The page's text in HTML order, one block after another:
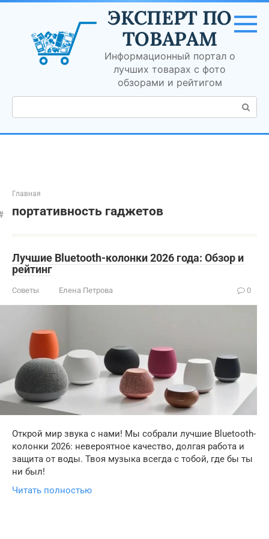
Перейти
контенту
ЭКСПЕРТ ПО
ТОВАРАМ
Информационный портал о
лучших товарах с фото
обзорами и рейтигом
Поиск:
Главная
портативность гаджетов
Лучшие Bluetooth-колонки 2026 года: Обзор и
рейтинг
Советы Елена Петрова 0
Открой мир звука с нами! Мы собрали лучшие Bluetooth-
колонки 2026: невероятное качество, долгая работа и
защита от воды. Твоя музыка всегда с тобой, где бы ты
ни был!
Читать полностью